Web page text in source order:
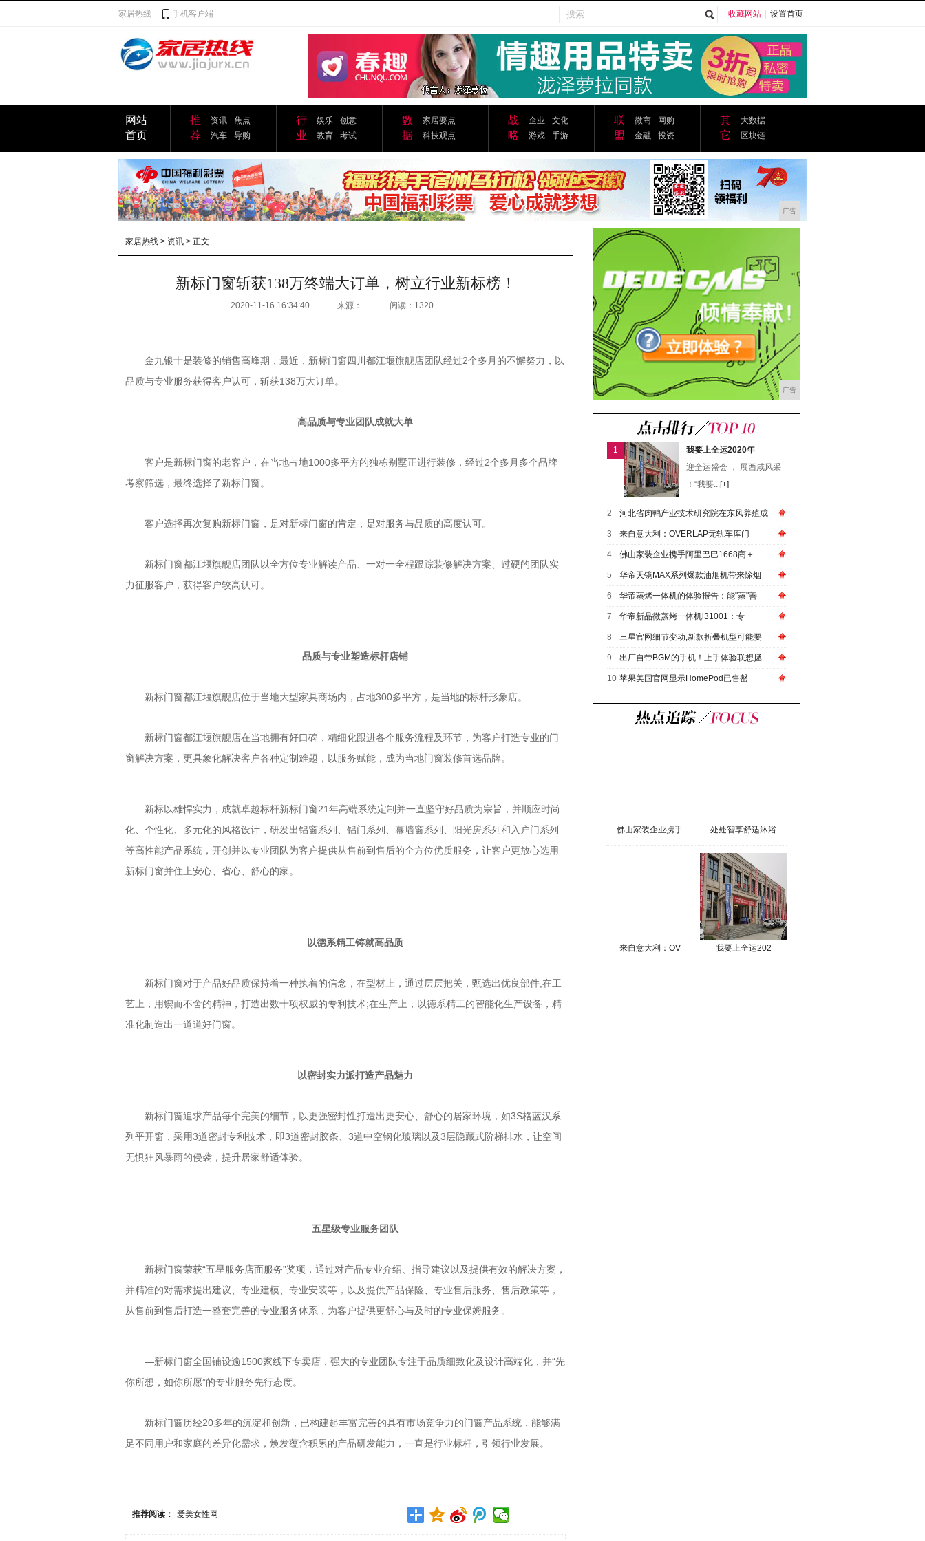
家居热线 手机客户端 收藏网站 设置首页
网站
首页
推
荐
资讯
焦点
汽车
导购
行
业
娱乐
创意
教育
考试
数
据
家居要点
科技观点
战
略
企业
文化
游戏
手游
联
盟
微商
网购
金融
投资
其
它
大数据
区块链
广告
家居热线 > 资讯 > 正文
新标门窗斩获138万终端大订单，树立行业新标榜！
2020-11-16 16:34:40 来源： 阅读：1320
金九银十是装修的销售高峰期，最近，新标门窗四川都江堰旗舰店团队经过2个多月的不懈努力，以
品质与专业服务获得客户认可，斩获138万大订单。
高品质与专业团队成就大单
客户是新标门窗的老客户，在当地占地1000多平方的独栋别墅正进行装修，经过2个多月多个品牌
考察筛选，最终选择了新标门窗。
客户选择再次复购新标门窗，是对新标门窗的肯定，是对服务与品质的高度认可。
新标门窗都江堰旗舰店团队以全方位专业解读产品、一对一全程跟踪装修解决方案、过硬的团队实
力征服客户，获得客户较高认可。
品质与专业塑造标杆店铺
新标门窗都江堰旗舰店位于当地大型家具商场内，占地300多平方，是当地的标杆形象店。
新标门窗都江堰旗舰店在当地拥有好口碑，精细化跟进各个服务流程及环节，为客户打造专业的门
窗解决方案，更具象化解决客户各种定制难题，以服务赋能，成为当地门窗装修首选品牌。
新标以雄悍实力，成就卓越标杆新标门窗21年高端系统定制并一直坚守好品质为宗旨，并顺应时尚
化、个性化、多元化的风格设计，研发出铝窗系列、铝门系列、幕墙窗系列、阳光房系列和入户门系列
等高性能产品系统，开创并以专业团队为客户提供从售前到售后的全方位优质服务，让客户更放心选用
新标门窗并住上安心、省心、舒心的家。
以德系精工铸就高品质
新标门窗对于产品好品质保持着一种执着的信念，在型材上，通过层层把关，甄选出优良部件;在工
艺上，用锲而不舍的精神，打造出数十项权威的专利技术;在生产上，以德系精工的智能化生产设备，精
准化制造出一道道好门窗。
以密封实力派打造产品魅力
新标门窗追求产品每个完美的细节，以更强密封性打造出更安心、舒心的居家环境，如3S格蓝汉系
列平开窗，采用3道密封专利技术，即3道密封胶条、3道中空钢化玻璃以及3层隐藏式阶梯排水，让空间
无惧狂风暴雨的侵袭，提升居家舒适体验。
五星级专业服务团队
新标门窗荣获“五星服务店面服务”奖项，通过对产品专业介绍、指导建议以及提供有效的解决方案，
并精准的对需求提出建议、专业建模、专业安装等，以及提供产品保险、专业售后服务、售后政策等，
从售前到售后打造一整套完善的专业服务体系，为客户提供更舒心与及时的专业保姆服务。
—新标门窗全国铺设逾1500家线下专卖店，强大的专业团队专注于品质细致化及设计高端化，并“先
你所想，如你所愿”的专业服务先行态度。
新标门窗历经20多年的沉淀和创新，已构建起丰富完善的具有市场竞争力的门窗产品系统，能够满
足不同用户和家庭的差异化需求，焕发蕴含积累的产品研发能力，一直是行业标杆，引领行业发展。
推荐阅读： 爱美女性网
广告
1
我要上全运2020年
迎全运盛会 ， 展西咸风采
！“我要...[+]
2 河北省肉鸭产业技术研究院在东风养殖成
3 来自意大利：OVERLAP无轨车库门
4 佛山家装企业携手阿里巴巴1668商＋
5 华帝天镜MAX系列爆款油烟机带来除烟
6 华帝蒸烤一体机的体验报告：能"蒸"善
7 华帝新品微蒸烤一体机i31001：专
8 三星官网细节变动,新款折叠机型可能要
9 出厂自带BGM的手机！上手体验联想拯
10 苹果美国官网显示HomePod已售罄
佛山家装企业携手 处处智享舒适沐浴
来自意大利：OV 我要上全运202